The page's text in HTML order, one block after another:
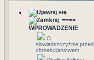
==>>
WPROWADZENIE
O
słowiańszczyźnie przed
chrześcijaństwem